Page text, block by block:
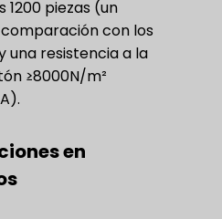
piezas (un
con los
una resistencia a la
≥8000N/m²
en